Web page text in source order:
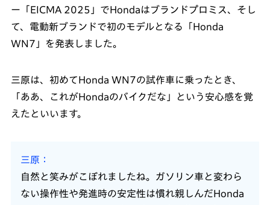
ー「EICMA 2025」でHondaはブランドプロミス、そし
て、電動新ブランドで初のモデルとなる「Honda
WN7」を発表しました。
三原は、初めてHonda WN7の試作車に乗ったとき、
「ああ、これがHondaのバイクだな」という安心感を覚
えたといいます。
三原
自然と笑みがこぼれましたね。ガソリン車と変わら
ない操作性や発進時の安定性は慣れ親しんだHonda